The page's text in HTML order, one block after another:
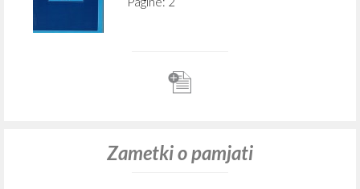
Zametki o pamjati